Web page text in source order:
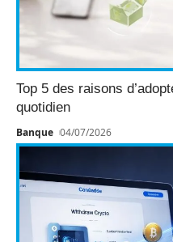
Top 5 des raisons
quotidien
Banque 04/07/2026